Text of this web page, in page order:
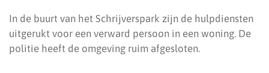
In de buurt van het Schrijverspark zijn de hulpdiensten
uitgerukt voor een verward persoon in een woning. De
politie heeft de omgeving ruim afgesloten.